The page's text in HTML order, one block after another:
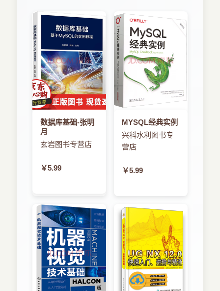
数据库基础-张明
月
玄岩图书专营店
￥5.99
MYSQL经典实例
兴科水利图书专
营店
￥5.99